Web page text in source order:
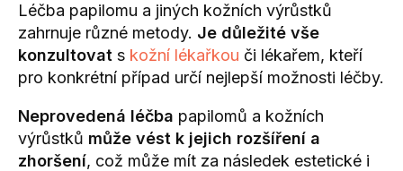
Léčba papilomu a jiných kožních výrůstků
zahrnuje různé metody. Je důležité vše
konzultovat s kožní lékařkou či lékařem, kteří
pro konkrétní případ určí nejlepší možnosti léčby.
Neprovedená léčba papilomů a kožních
výrůstků může vést k jejich rozšíření a
zhoršení, což může mít za následek estetické i